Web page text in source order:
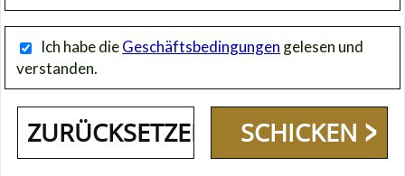
Ich habe dieGeschäftsbedingungen gelesen und
verstanden.
SCHICKEN